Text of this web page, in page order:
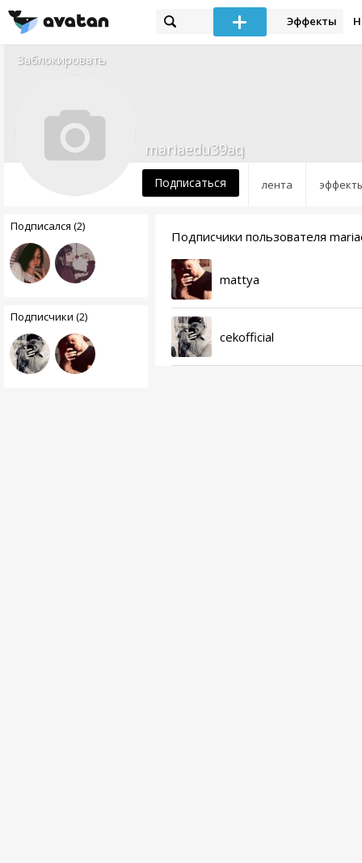
Эффекты
Заблокировать
лента
mariaedu39aq
Подписаться
Подписался (2)
Подписчики (2)
Подписчики пользователя
mattya
cekofficial